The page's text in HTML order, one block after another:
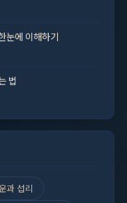
눈에 이해하기
법
과 섭리